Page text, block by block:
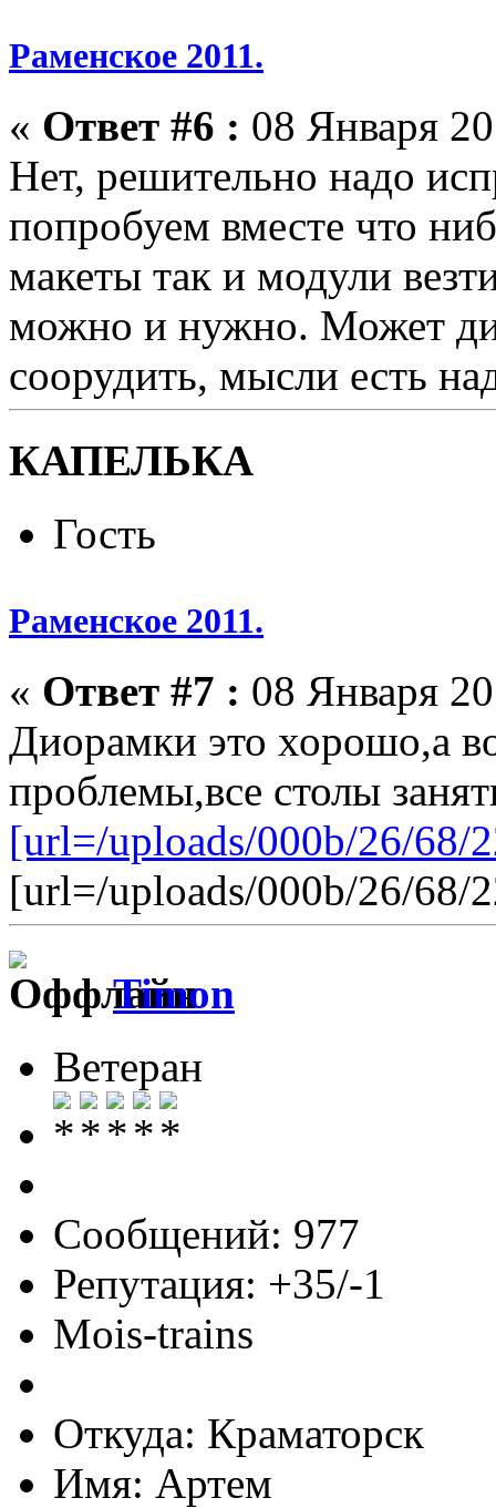
Раменское 2011.
« Ответ #6 : 08 Января
Нет, решительно надо
попробуем вместе что
макеты так и модули
можно и нужно. Может
соорудить, мысли есть
КАПЕЛЬКА
Гость
Раменское 2011.
« Ответ #7 : 08 Января
Диорамки это хорошо,а
проблемы,все столы
[url=/uploads/000b/26/68/
[url=/uploads/000b/26/68/
Timon
Ветеран
Сообщений: 977
Репутация: +35/-1
Mois-trains
Откуда: Краматорск
Имя: Артем